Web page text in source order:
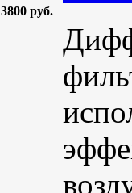
3800 руб.